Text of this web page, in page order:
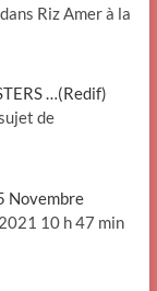
Riz Amer à la
…(Redif)
de
Novembre
10 h 47 min